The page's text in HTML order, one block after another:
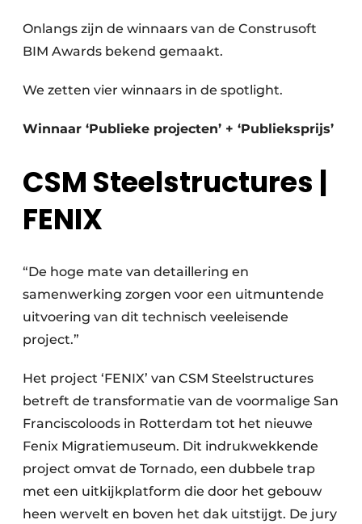
Vacature aanmelden
Onlangs zijn de winnaars van de Construsoft
BIM Awards bekend gemaakt.
We zetten vier winnaars in de spotlight.
Winnaar ‘Publieke projecten’ + ‘Publieksprijs’
CSM Steelstructures |
FENIX
“De hoge mate van detaillering en
samenwerking zorgen voor een uitmuntende
uitvoering van dit technisch veeleisende
project.”
Het project ‘FENIX’ van CSM Steelstructures
betreft de transformatie van de voormalige San
Franciscoloods in Rotterdam tot het nieuwe
Fenix Migratiemuseum. Dit indrukwekkende
project omvat de Tornado, een dubbele trap
met een uitkijkplatform die door het gebouw
heen wervelt en boven het dak uitstijgt. De jury